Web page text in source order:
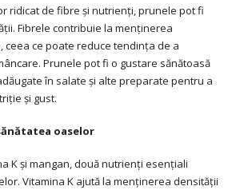
ridicat de fibre și nutrienți, prunele pot fi
Fibrele contribuie la menținerea
ce poate reduce tendința de a
Prunele pot fi o gustare sănătoasă
în salate și alte preparate pentru a
și gust.
oaselor
K și mangan, două nutrienți esențiali
Vitamina K ajută la menținerea densității